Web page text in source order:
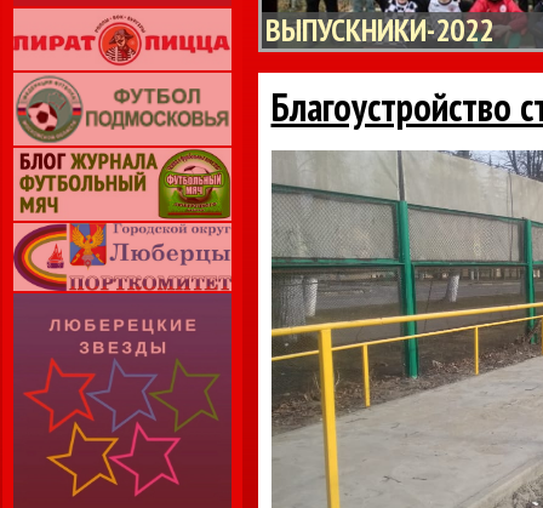
ВЫПУСКНИКИ-2022
Благоустройство